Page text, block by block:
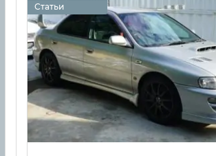
Статьи